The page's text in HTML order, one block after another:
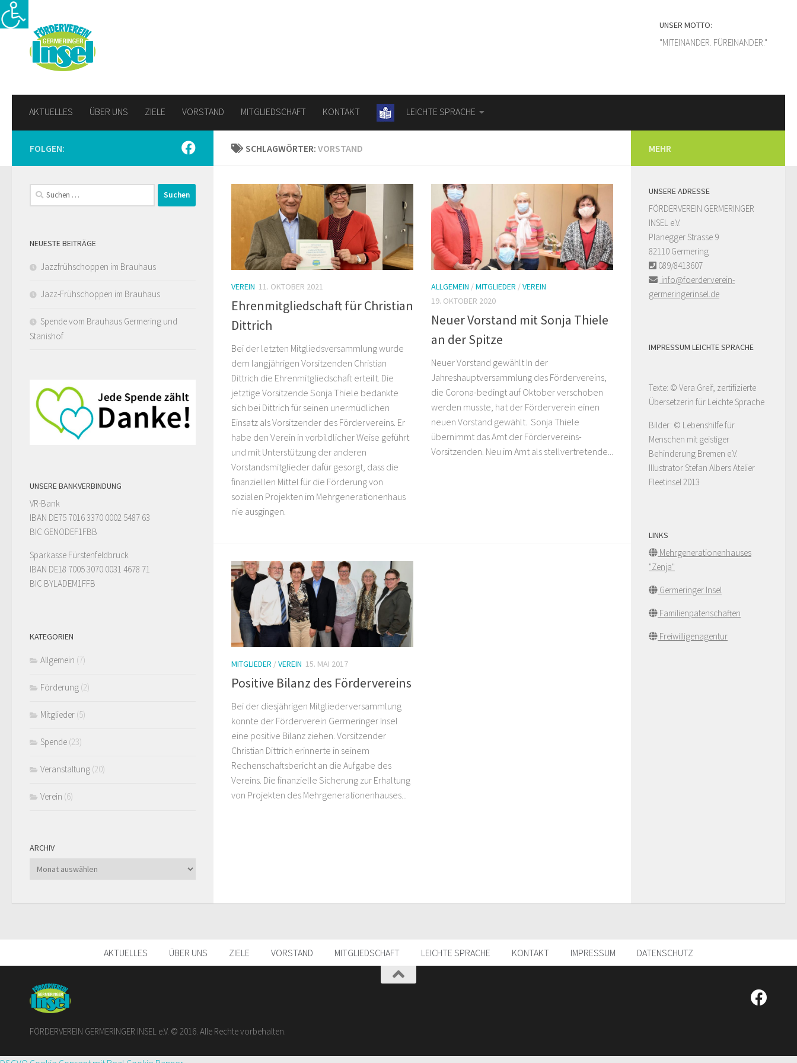
Zum Inhalt springen
UNSER MOTTO:
"MITEINANDER. FÜREINANDER."
AKTUELLES ÜBER UNS ZIELE VORSTAND MITGLIEDSCHAFT KONTAKT LEICHTE SPRACHE
SCHLAGWÖRTER: VORSTAND
VEREIN 11. OKTOBER 2021
Ehrenmitgliedschaft für Christian
Dittrich
Bei der letzten Mitgliedsversammlung wurde
dem langjährigen Vorsitzenden Christian
Dittrich die Ehrenmitgliedschaft erteilt. Die
jetztige Vorsitzende Sonja Thiele bedankte
sich bei Dittrich für seinen unermüdlichen
Einsatz als Vorsitzender des Fördervereins. Er
habe den Verein in vorbildlicher Weise geführt
und mit Unterstützung der anderen
Vorstandsmitglieder dafür gesorgt, dass die
finanziellen Mittel für die Förderung von
sozialen Projekten im Mehrgenerationenhaus
nie ausgingen.
ALLGEMEIN /MITGLIEDER /VEREIN
19. OKTOBER 2020
Neuer Vorstand mit Sonja Thiele
an der Spitze
Neuer Vorstand gewählt In der
Jahreshauptversammlung des Fördervereins,
die Corona-bedingt auf Oktober verschoben
werden musste, hat der Förderverein einen
neuen Vorstand gewählt. Sonja Thiele
übernimmt das Amt der Fördervereins-
Vorsitzenden. Neu im Amt als stellvertretende...
MITGLIEDER /VEREIN 15. MAI 2017
Positive Bilanz des Fördervereins
Bei der diesjährigen Mitgliederversammlung
konnte der Förderverein Germeringer Insel
eine positive Bilanz ziehen. Vorsitzender
Christian Dittrich erinnerte in seinem
Rechenschaftsbericht an die Aufgabe des
Vereins. Die finanzielle Sicherung zur Erhaltung
von Projekten des Mehrgenerationenhauses...
FOLGEN:
Suchen
nach:
NEUESTE BEITRÄGE
Jazzfrühschoppen im Brauhaus
Jazz-Frühschoppen im Brauhaus
Spende vom Brauhaus Germering und
Stanishof
UNSERE BANKVERBINDUNG
VR-Bank
IBAN DE75 7016 3370 0002 5487 63
BIC GENODEF1FBB
Sparkasse Fürstenfeldbruck
IBAN DE18 7005 3070 0031 4678 71
BIC BYLADEM1FFB
KATEGORIEN
Allgemein (7)
Förderung (2)
Mitglieder (5)
Spende (23)
Veranstaltung (20)
Verein (6)
ARCHIV
Archiv
MEHR
UNSERE ADRESSE
FÖRDERVEREIN GERMERINGER
INSEL e.V.
Planegger Strasse 9
82110 Germering
089/8413607
info@foerderverein-
germeringerinsel.de
IMPRESSUM LEICHTE SPRACHE
Texte: © Vera Greif, zertifizierte
Übersetzerin für Leichte Sprache
Bilder: © Lebenshilfe für
Menschen mit geistiger
Behinderung Bremen e.V.
Illustrator Stefan Albers Atelier
Fleetinsel 2013
LINKS
Mehrgenerationenhauses
"Zenja"
Germeringer Insel
Familienpatenschaften
Freiwilligenagentur
AKTUELLES ÜBER UNS ZIELE VORSTAND MITGLIEDSCHAFT LEICHTE SPRACHE KONTAKT IMPRESSUM DATENSCHUTZ
FÖRDERVEREIN GERMERINGER INSEL e.V. © 2016. Alle Rechte vorbehalten.